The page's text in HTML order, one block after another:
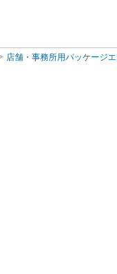
店舗・事務所用パッケージ